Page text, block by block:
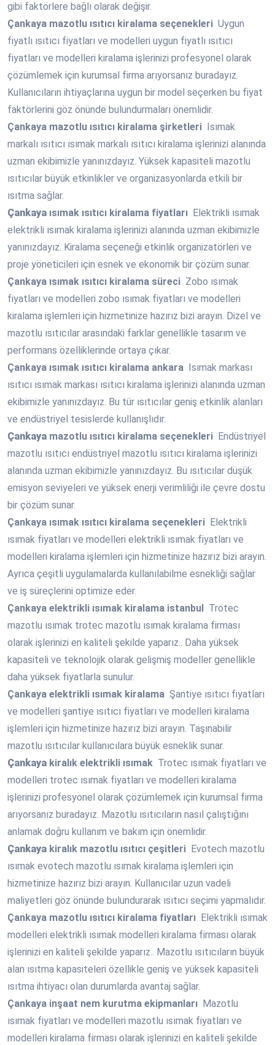
gibi faktörlere bağlı olarak değişir.
Çankaya mazotlu ısıtıcı kiralama seçenekleri Uygun
fiyatlı ısıtıcı fiyatları ve modelleri uygun fiyatlı ısıtıcı
fiyatları ve modelleri kiralama işlerinizi profesyonel olarak
çözümlemek için kurumsal firma arıyorsanız buradayız.
Kullanıcıların ihtiyaçlarına uygun bir model seçerken bu fiyat
faktörlerini göz önünde bulundurmaları önemlidir.
Çankaya mazotlu ısıtıcı kiralama şirketleri
Isımak
markalı ısıtıcı ısımak markalı ısıtıcı kiralama işlerinizi alanında
uzman ekibimizle yanınızdayız. Yüksek kapasiteli mazotlu
ısıtıcılar büyük etkinlikler ve organizasyonlarda etkili bir
ısıtma sağlar.
Çankaya ısımak ısıtıcı kiralama fiyatları Elektrikli ısımak
elektrikli ısımak kiralama işlerinizi alanında uzman ekibimizle
yanınızdayız. Kiralama seçeneği etkinlik organizatörleri ve
proje yöneticileri için esnek ve ekonomik bir çözüm sunar.
Çankaya ısımak ısıtıcı kiralama süreci Zobo ısımak
fiyatları ve modelleri zobo ısımak fiyatları ve modelleri
kiralama işlemleri için hizmetinize hazırız bizi arayın. Dizel ve
mazotlu ısıtıcılar arasındaki farklar genellikle tasarım ve
performans özelliklerinde ortaya çıkar.
Çankaya ısımak ısıtıcı kiralama ankara
Isımak markası
ısıtıcı ısımak markası ısıtıcı kiralama işlerinizi alanında uzman
ekibimizle yanınızdayız. Bu tür ısıtıcılar geniş etkinlik alanları
ve endüstriyel tesislerde kullanışlıdır.
Çankaya mazotlu ısıtıcı kiralama seçenekleri Endüstriyel
mazotlu ısıtıcı endüstriyel mazotlu ısıtıcı kiralama işlerinizi
alanında uzman ekibimizle yanınızdayız. Bu ısıtıcılar düşük
emisyon seviyeleri ve yüksek enerji verimliliği ile çevre dostu
bir çözüm sunar.
Çankaya ısımak ısıtıcı kiralama seçenekleri Elektrikli
ısımak fiyatları ve modelleri elektrikli ısımak fiyatları ve
modelleri kiralama işlemleri için hizmetinize hazırız bizi arayın.
Ayrıca çeşitli uygulamalarda kullanılabilme esnekliği sağlar
ve iş süreçlerini optimize eder.
Çankaya elektrikli ısımak kiralama istanbul
Trotec
mazotlu ısımak trotec mazotlu ısımak kiralama firması
olarak işlerinizi en kaliteli şekilde yaparız.. Daha yüksek
kapasiteli ve teknolojik olarak gelişmiş modeller genellikle
daha yüksek fiyatlarla sunulur.
Çankaya elektrikli ısımak kiralama Şantiye ısıtıcı fiyatları
ve modelleri şantiye ısıtıcı fiyatları ve modelleri kiralama
işlemleri için hizmetinize hazırız bizi arayın. Taşınabilir
mazotlu ısıtıcılar kullanıcılara büyük esneklik sunar.
Çankaya kiralık elektrikli ısımak Trotec ısımak fiyatları ve
modelleri trotec ısımak fiyatları ve modelleri kiralama
işlerinizi profesyonel olarak çözümlemek için kurumsal firma
arıyorsanız buradayız. Mazotlu ısıtıcıların nasıl çalıştığını
anlamak doğru kullanım ve bakım için önemlidir.
Çankaya kiralık mazotlu ısıtıcı çeşitleri Evotech mazotlu
ısımak evotech mazotlu ısımak kiralama işlemleri için
hizmetinize hazırız bizi arayın. Kullanıcılar uzun vadeli
maliyetleri göz önünde bulundurarak ısıtıcı seçimi yapmalıdır.
Çankaya mazotlu ısıtıcı kiralama fiyatları Elektrikli ısımak
modelleri elektrikli ısımak modelleri kiralama firması olarak
işlerinizi en kaliteli şekilde yaparız.. Mazotlu ısıtıcıların büyük
alan ısıtma kapasiteleri özellikle geniş ve yüksek kapasiteli
ısıtma ihtiyacı olan durumlarda avantaj sağlar.
Çankaya inşaat nem kurutma ekipmanları Mazotlu
ısımak fiyatları ve modelleri mazotlu ısımak fiyatları ve
modelleri kiralama firması olarak işlerinizi en kaliteli şekilde